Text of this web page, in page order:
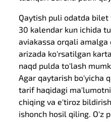
Qaytish puli odatda
30 kalendar kun ichida
aviakassa orqali
arizada ko'rsatilgan
naqd pulda to'lash
Agar qaytarish bo'yicha
tarif haqidagi
chiqing va e'tiroz
ishonch hosil qiling. O'z